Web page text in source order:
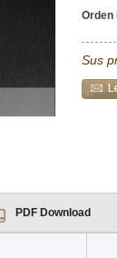
Orden
Sus
PDF Download